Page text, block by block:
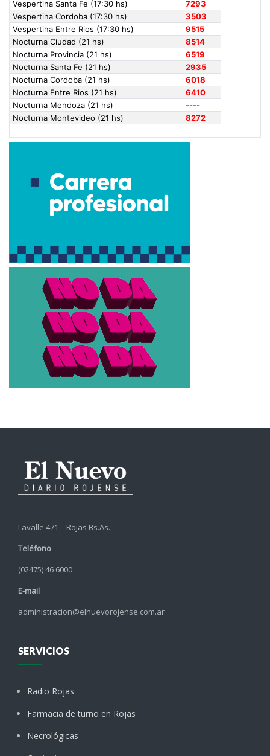
Lavalle 471 – Rojas Bs.As.
Teléfono
(02475) 46 6000
E-mail
administracion@elnuevorojense.com.ar
SERVICIOS
Radio Rojas
Farmacia de turno en Rojas
Necrológicas